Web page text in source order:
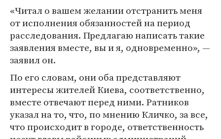
«Читал о вашем желании отстранить меня
от исполнения обязанностей на период
расследования. Предлагаю написать такие
заявления вместе, вы и я, одновременно», —
заявил он.
По его словам, они оба представляют
интересы жителей Киева, соответственно,
вместе отвечают перед ними. Ратников
указал на то, что, по мнению Кличко, за все,
что происходит в городе, ответственность